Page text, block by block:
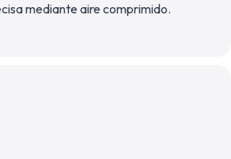
mediante aire comprimido.